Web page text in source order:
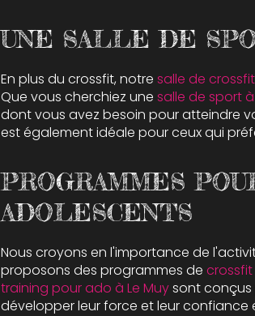
UNE SALLE DE
En plus du crossfit, notre salle de
Que vous cherchiez une salle de sport à
dont vous avez besoin pour atteindre
est également idéale pour ceux qui
PROGRAMMES
ADOLESCENTS
Nous croyons en l'importance de
proposons des programmes de crossfit
training pour ado à Le Muysont conçus
développer leur force et leur confiance